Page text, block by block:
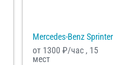
Mercedes-Benz Sprinter
от 1300 ₽/час , 15
мест